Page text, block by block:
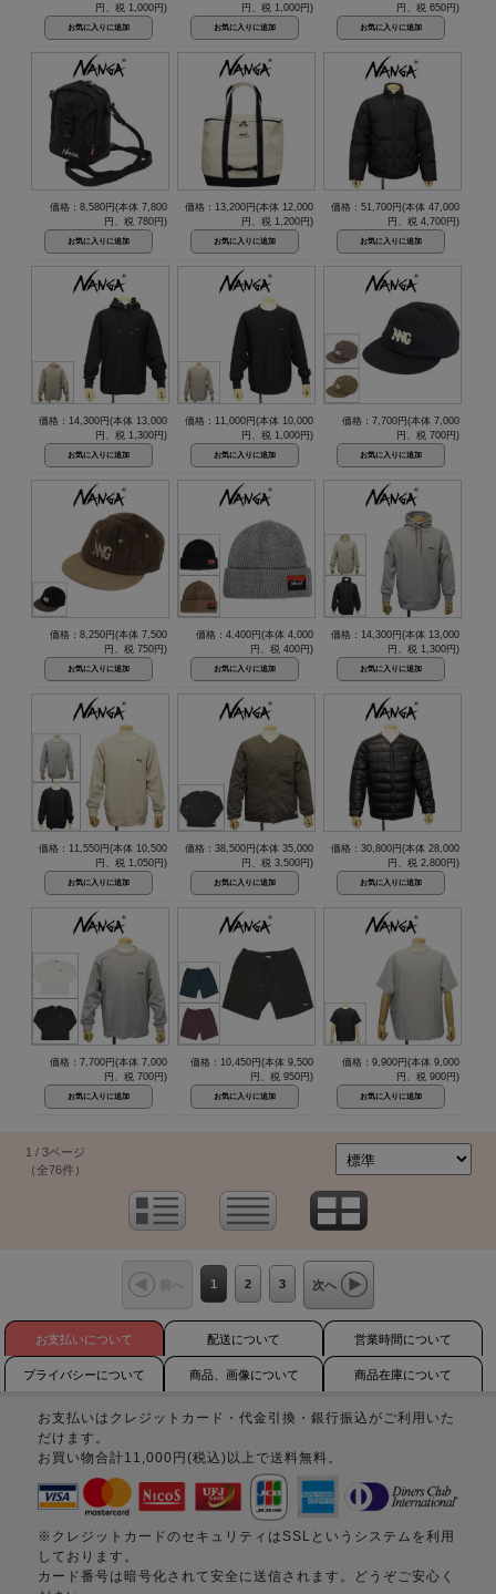
円、税 1,000円)
円、税 1,000円)
円、税 650円)
価格：8,580円(本体 7,800
円、税 780円)
価格：13,200円(本体 12,000
円、税 1,200円)
価格：51,700円(本体 47,000
円、税 4,700円)
価格：14,300円(本体 13,000
円、税 1,300円)
価格：11,000円(本体 10,000
円、税 1,000円)
価格：7,700円(本体 7,000
円、税 700円)
価格：8,250円(本体 7,500
円、税 750円)
価格：4,400円(本体 4,000
円、税 400円)
価格：14,300円(本体 13,000
円、税 1,300円)
価格：11,550円(本体 10,500
円、税 1,050円)
価格：38,500円(本体 35,000
円、税 3,500円)
価格：30,800円(本体 28,000
円、税 2,800円)
価格：7,700円(本体 7,000
円、税 700円)
価格：10,450円(本体 9,500
円、税 950円)
価格：9,900円(本体 9,000
円、税 900円)
1 / 3ページ
（全76件）
前へ 1 2 3 次へ
お支払いについて 配送について 営業時間について
プライバシーについて 商品、画像について 商品在庫について
お支払いはクレジットカード・代金引換・銀行振込がご利用いた
だけます。
お買い物合計11,000円(税込)以上で送料無料。
※クレジットカードのセキュリティはSSLというシステムを利用
しております。
カード番号は暗号化されて安全に送信されます。どうぞご安心く